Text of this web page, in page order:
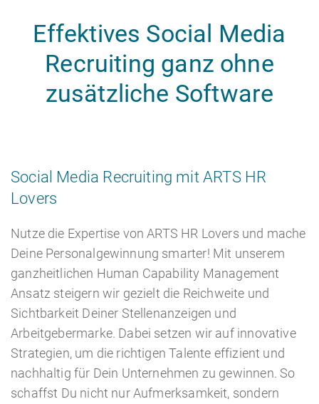
Effektives Social Media
Recruiting ganz ohne
zusätzliche Software
Social Media Recruiting mit ARTS HR
Lovers
Nutze die Expertise von ARTS HR Lovers und mache
Deine Personalgewinnung smarter! Mit unserem
ganzheitlichen Human Capability Management
Ansatz steigern wir gezielt die Reichweite und
Sichtbarkeit Deiner Stellenanzeigen und
Arbeitgebermarke. Dabei setzen wir auf innovative
Strategien, um die richtigen Talente effizient und
nachhaltig für Dein Unternehmen zu gewinnen. So
schaffst Du nicht nur Aufmerksamkeit, sondern